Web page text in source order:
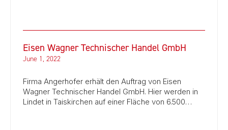
Eisen Wagner Technischer Handel GmbH
June 1, 2022
Firma Angerhofer erhält den Auftrag von Eisen
Wagner Technischer Handel GmbH. Hier werden in
Lindet in Taiskirchen auf einer Fläche von 6.500…